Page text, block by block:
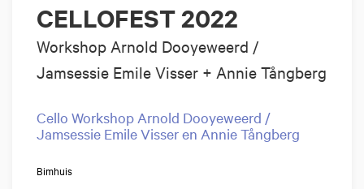
CELLOFEST 2022
Workshop Arnold Dooyeweerd /
Jamsessie Emile Visser + Annie Tångberg
Cello Workshop Arnold Dooyeweerd /
Jamsessie Emile Visser en Annie Tångberg
Bimhuis